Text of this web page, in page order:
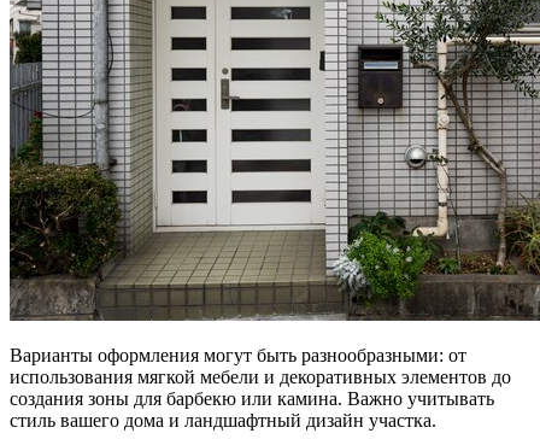
Варианты оформления могут быть разнообразными: от
использования мягкой мебели и декоративных элементов до
создания зоны для барбекю или камина. Важно учитывать
стиль вашего дома и ландшафтный дизайн участка.